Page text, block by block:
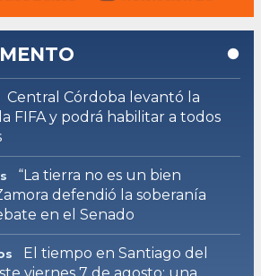
Central Córdoba levantó la
FIFA y podrá habilitar a todos
“La tierra no es un bien
defendió la soberanía
en el Senado
El tiempo en Santiago del